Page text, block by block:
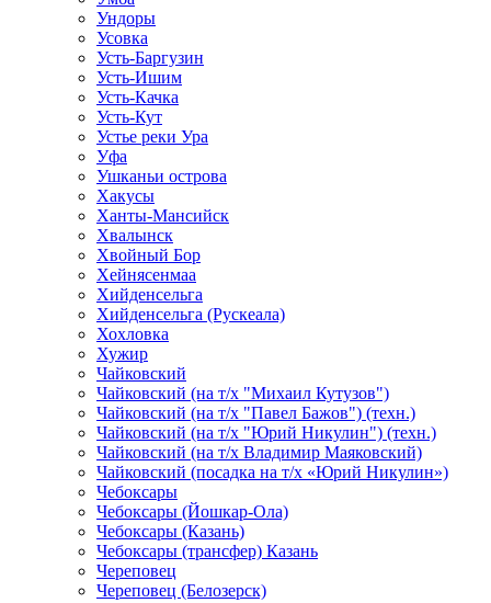
Ундоры
Усовка
Усть-Баргузин
Усть-Ишим
Усть-Качка
Усть-Кут
Устье реки Ура
Уфа
Ушканьи острова
Хакусы
Ханты-Мансийск
Хвалынск
Хвойный Бор
Хейнясенмаа
Хийденсельга
Хийденсельга (Рускеала)
Хохловка
Хужир
Чайковский
Чайковский (на т/х "Михаил Кутузов")
Чайковский (на т/х "Павел Бажов") (техн.)
Чайковский (на т/х "Юрий Никулин") (техн.)
Чайковский (на т/х Владимир Маяковский)
Чайковский (посадка на т/х «Юрий Никулин»)
Чебоксары
Чебоксары (Йошкар-Ола)
Чебоксары (Казань)
Чебоксары (трансфер) Казань
Череповец
Череповец (Белозерск)